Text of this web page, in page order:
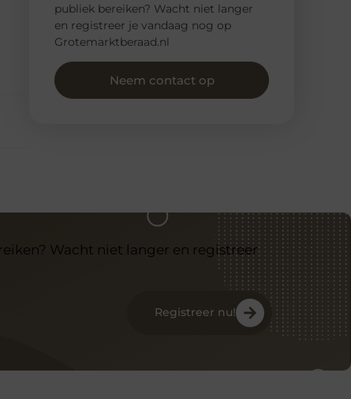
publiek bereiken? Wacht niet langer
en registreer je vandaag nog op
Grotemarktberaad.nl
Neem contact op
Wacht niet langer en registreer
Registreer nu!